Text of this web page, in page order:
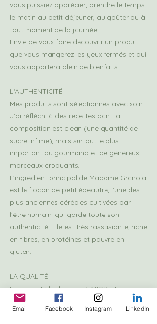
vous puissiez apprécier, prendre le temps
le matin au petit déjeuner, au goûter ou à
tout moment de la journée…
Envie de vous faire découvrir un produit
que vous mangerez les yeux fermés et qui
vous apportera plein de bienfaits.
L‘AUTHENTICITÉ
Mes produits sont sélectionnés avec soin.
J'ai réfléchi à des recettes dont la
composition est clean (une quantité de
sucre infime), mais surtout le plus
important du gourmand et de généreux
morceaux croquants.
L'ingrédient principal de Madame Granola
est le flocon de petit épeautre, l’une des
plus anciennes céréales cultivées par
l’être humain, qui garde toute son
authenticité. Elle est très rassasiante, riche
en fibres, en protéines et pauvre en
gluten.
LA QUALITÉ
Une qualité biologique à 100%. Je suis
toujours à la recherche de produits
sourcés au plus proche de chez nous.
Email Facebook Instagram LinkedIn